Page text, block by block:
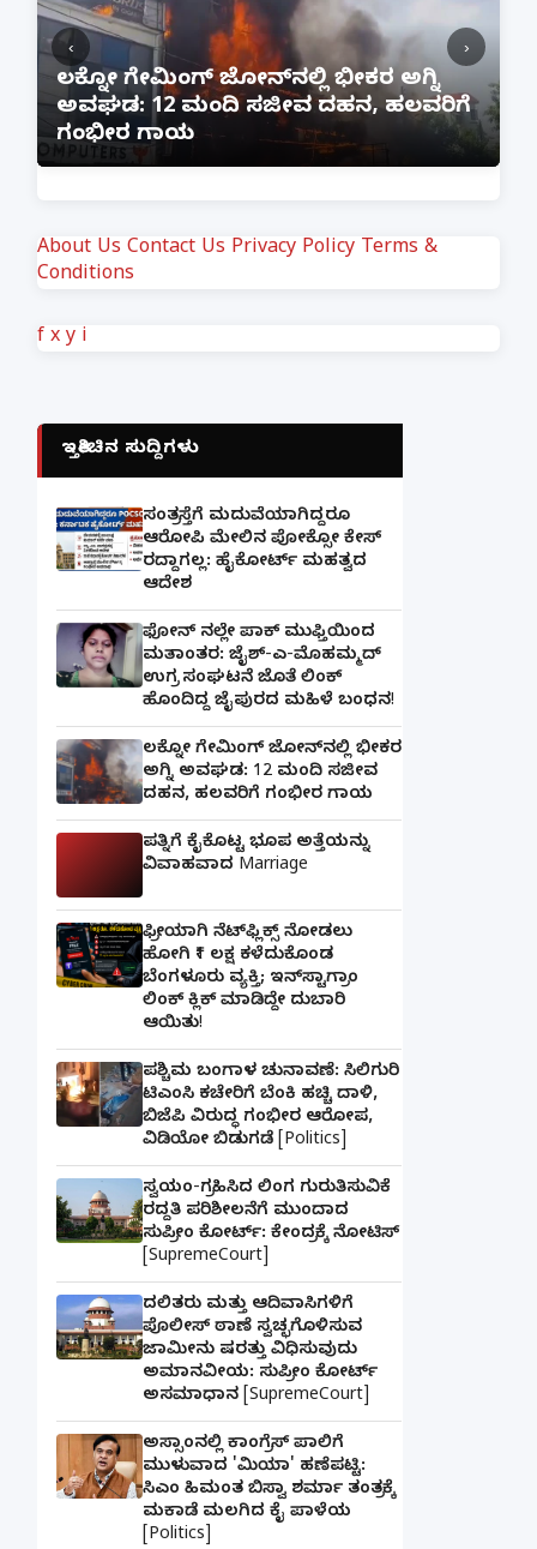
ಲಕ್ನೋ ಗೇಮಿಂಗ್ ಜೋನ್‌ನಲ್ಲಿ ಭೀಕರ ಅಗ್ನಿ
ಅವಘಡ: 12 ಮಂದಿ ಸಜೀವ ದಹನ, ಹಲವರಿಗೆ
ಗಂಭೀರ ಗಾಯ
‹ ›
About Us Contact Us Privacy Policy Terms &
Conditions
f x y i
ಇತ್ತೀಚಿನ ಸುದ್ದಿಗಳು
ಸಂತ್ರಸ್ತೆಗೆ ಮದುವೆಯಾಗಿದ್ದರೂ
ಆರೋಪಿ ಮೇಲಿನ ಪೋಕ್ಸೋ ಕೇಸ್
ರದ್ದಾಗಲ್ಲ: ಹೈಕೋರ್ಟ್ ಮಹತ್ವದ
ಆದೇಶ
ಫೋನ್ ನಲ್ಲೇ ಪಾಕ್ ಮುಫ್ತಿಯಿಂದ
ಮತಾಂತರ: ಜೈಶ್-ಎ-ಮೊಹಮ್ಮದ್
ಉಗ್ರ ಸಂಘಟನೆ ಜೊತೆ ಲಿಂಕ್
ಹೊಂದಿದ್ದ ಜೈಪುರದ ಮಹಿಳೆ ಬಂಧನ!
ಲಕ್ನೋ ಗೇಮಿಂಗ್ ಜೋನ್‌ನಲ್ಲಿ ಭೀಕರ
ಅಗ್ನಿ ಅವಘಡ: 12 ಮಂದಿ ಸಜೀವ
ದಹನ, ಹಲವರಿಗೆ ಗಂಭೀರ ಗಾಯ
ಪತ್ನಿಗೆ ಕೈಕೊಟ್ಟ ಭೂಪ ಅತ್ತೆಯನ್ನು
ವಿವಾಹವಾದ Marriage
ಫ್ರೀಯಾಗಿ ನೆಟ್‌ಫ್ಲಿಕ್ಸ್ ನೋಡಲು
ಹೋಗಿ ₹1 ಲಕ್ಷ ಕಳೆದುಕೊಂಡ
ಬೆಂಗಳೂರು ವ್ಯಕ್ತಿ; ಇನ್‌ಸ್ಟಾಗ್ರಾಂ
ಲಿಂಕ್ ಕ್ಲಿಕ್ ಮಾಡಿದ್ದೇ ದುಬಾರಿ
ಆಯಿತು!
ಪಶ್ಚಿಮ ಬಂಗಾಳ ಚುನಾವಣೆ: ಸಿಲಿಗುರಿ
ಟಿಎಂಸಿ ಕಚೇರಿಗೆ ಬೆಂಕಿ ಹಚ್ಚಿ ದಾಳಿ,
ಬಿಜೆಪಿ ವಿರುದ್ಧ ಗಂಭೀರ ಆರೋಪ,
ವಿಡಿಯೋ ಬಿಡುಗಡೆ [Politics]
ಸ್ವಯಂ-ಗ್ರಹಿಸಿದ ಲಿಂಗ ಗುರುತಿಸುವಿಕೆ
ರದ್ದತಿ ಪರಿಶೀಲನೆಗೆ ಮುಂದಾದ
ಸುಪ್ರೀಂ ಕೋರ್ಟ್: ಕೇಂದ್ರಕ್ಕೆ ನೋಟಿಸ್
[SupremeCourt]
ದಲಿತರು ಮತ್ತು ಆದಿವಾಸಿಗಳಿಗೆ
ಪೊಲೀಸ್ ಠಾಣೆ ಸ್ವಚ್ಛಗೊಳಿಸುವ
ಜಾಮೀನು ಷರತ್ತು ವಿಧಿಸುವುದು
ಅಮಾನವೀಯ: ಸುಪ್ರೀಂ ಕೋರ್ಟ್
ಅಸಮಾಧಾನ [SupremeCourt]
ಅಸ್ಸಾಂನಲ್ಲಿ ಕಾಂಗ್ರೆಸ್ ಪಾಲಿಗೆ
ಮುಳುವಾದ 'ಮಿಯಾ' ಹಣೆಪಟ್ಟಿ:
ಸಿಎಂ ಹಿಮಂತ ಬಿಸ್ವಾ ಶರ್ಮಾ ತಂತ್ರಕ್ಕೆ
ಮಕಾಡೆ ಮಲಗಿದ ಕೈ ಪಾಳೆಯ
[Politics]